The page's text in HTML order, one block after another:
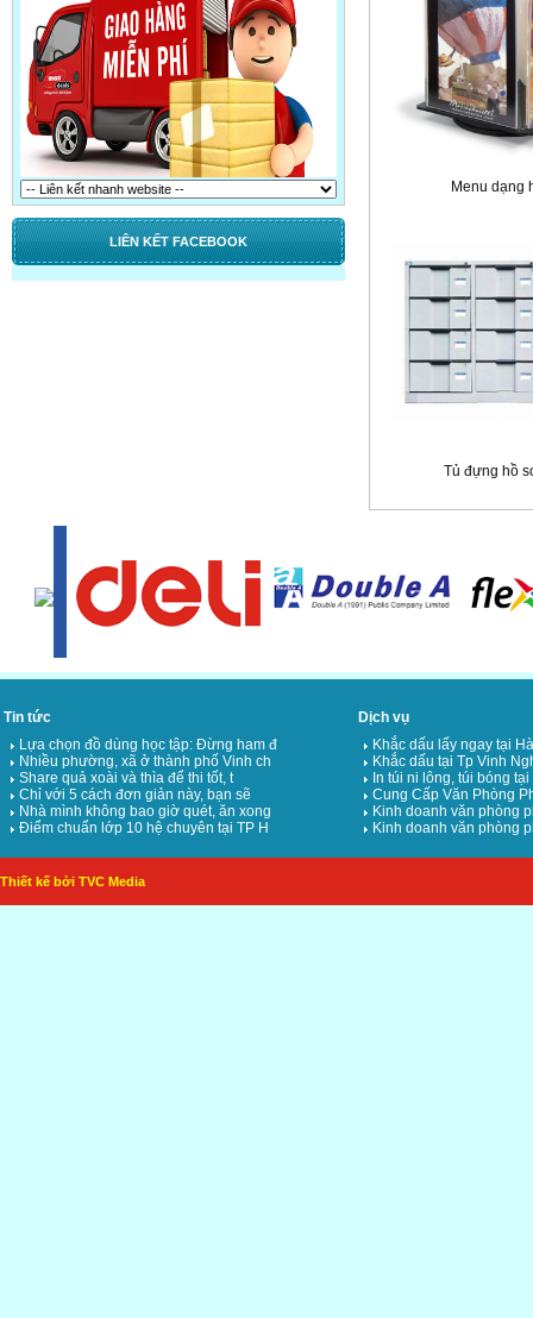
LIÊN KẾT FACEBOOK
Menu dạng
Tủ đựng hồ
Tin tức
Lựa chọn đồ dùng học tập: Đừng ham đ
Nhiều phường, xã ở thành phố Vinh ch
Share quả xoài và thìa để thi tốt, t
Chỉ với 5 cách đơn giản này, bạn sẽ
Nhà mình không bao giờ quét, ăn xong
Điểm chuẩn lớp 10 hệ chuyên tại TP H
Dịch vụ
Khắc dấu lấy ngay tại
Khắc dấu tại Tp Vinh
In túi ni lông, túi bóng
Cung Cấp Văn Phòng
Kinh doanh văn phòng
Kinh doanh văn phòng
Thiết kế bởi TVC Media